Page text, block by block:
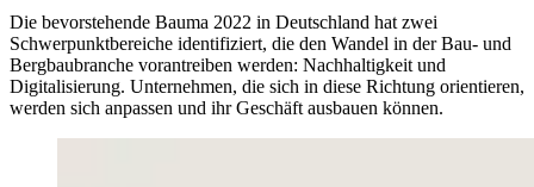
Die bevorstehende Bauma 2022 in Deutschland hat zwei
Schwerpunktbereiche identifiziert, die den Wandel in der Bau- und
Bergbaubranche vorantreiben werden: Nachhaltigkeit und
Digitalisierung. Unternehmen, die sich in diese Richtung orientieren,
werden sich anpassen und ihr Geschäft ausbauen können.